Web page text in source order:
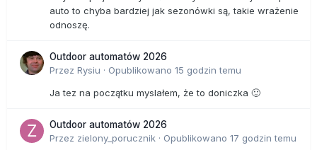
auto to chyba bardziej jak sezonówki są, takie wrażenie
odnoszę.
Outdoor automatów 2026
Przez Rysiu · Opublikowano 15 godzin temu
Ja tez na początku myslałem, że to doniczka 🙂
Outdoor automatów 2026
Przez zielony_porucznik · Opublikowano 17 godzin temu